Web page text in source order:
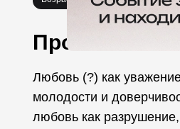
Про событие
Любовь (?) как
молодости и
любовь как